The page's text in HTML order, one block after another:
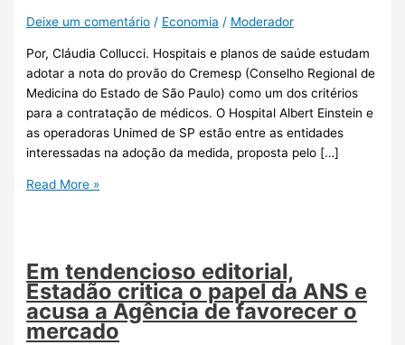
Deixe um comentário / Economia / Moderador
Por, Cláudia Collucci. Hospitais e planos de saúde estudam
adotar a nota do provão do Cremesp (Conselho Regional de
Medicina do Estado de São Paulo) como um dos critérios
para a contratação de médicos. O Hospital Albert Einstein e
as operadoras Unimed de SP estão entre as entidades
interessadas na adoção da medida, proposta pelo […]
Read More »
Em tendencioso editorial,
Estadão critica o papel da ANS e
acusa a Agência de favorecer o
mercado